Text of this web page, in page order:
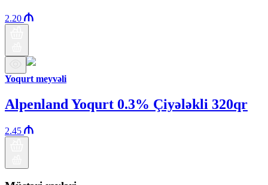
2.20
Yoqurt meyvəli
Alpenland Yoqurt 0.3% Çiyələkli 320qr
2.45